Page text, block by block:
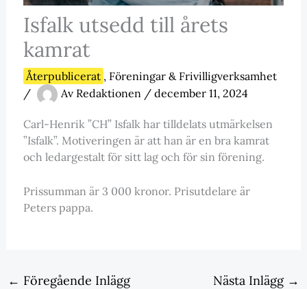
Isfalk utsedd till årets
kamrat
Återpublicerat , Föreningar & Frivilligverksamhet
/
Av Redaktionen / december 11, 2024
Carl-Henrik ”CH” Isfalk har tilldelats utmärkelsen
”Isfalk”. Motiveringen är att han är en bra kamrat
och ledargestalt för sitt lag och för sin förening.
Prissumman är 3 000 kronor. Prisutdelare är
Peters pappa.
← Föregående Inlägg Nästa Inlägg →